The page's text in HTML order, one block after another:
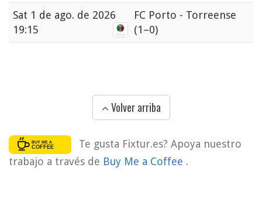
Sat 1 de ago. de 2026
19:15
FC Porto - Torreense
(1–0)
Volver arriba
Te gusta Fixtur.es? Apoya nuestro
trabajo a través de Buy Me a Coffee .